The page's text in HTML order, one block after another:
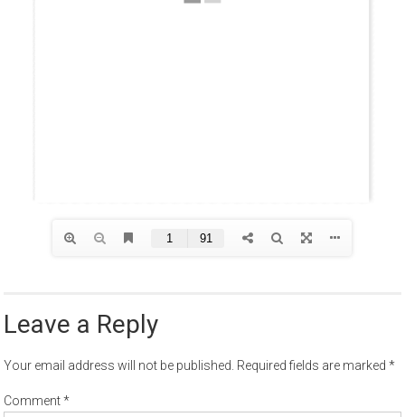
Leave a Reply
Your email address will not be published. Required fields are marked*
Comment*